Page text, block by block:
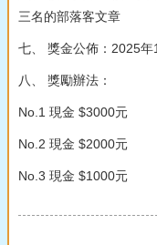
三名的部落客文章
七、 獎金公佈：2025年
八、 獎勵辦法：
No.1 現金 $3000元
No.2 現金 $2000元
No.3 現金 $1000元